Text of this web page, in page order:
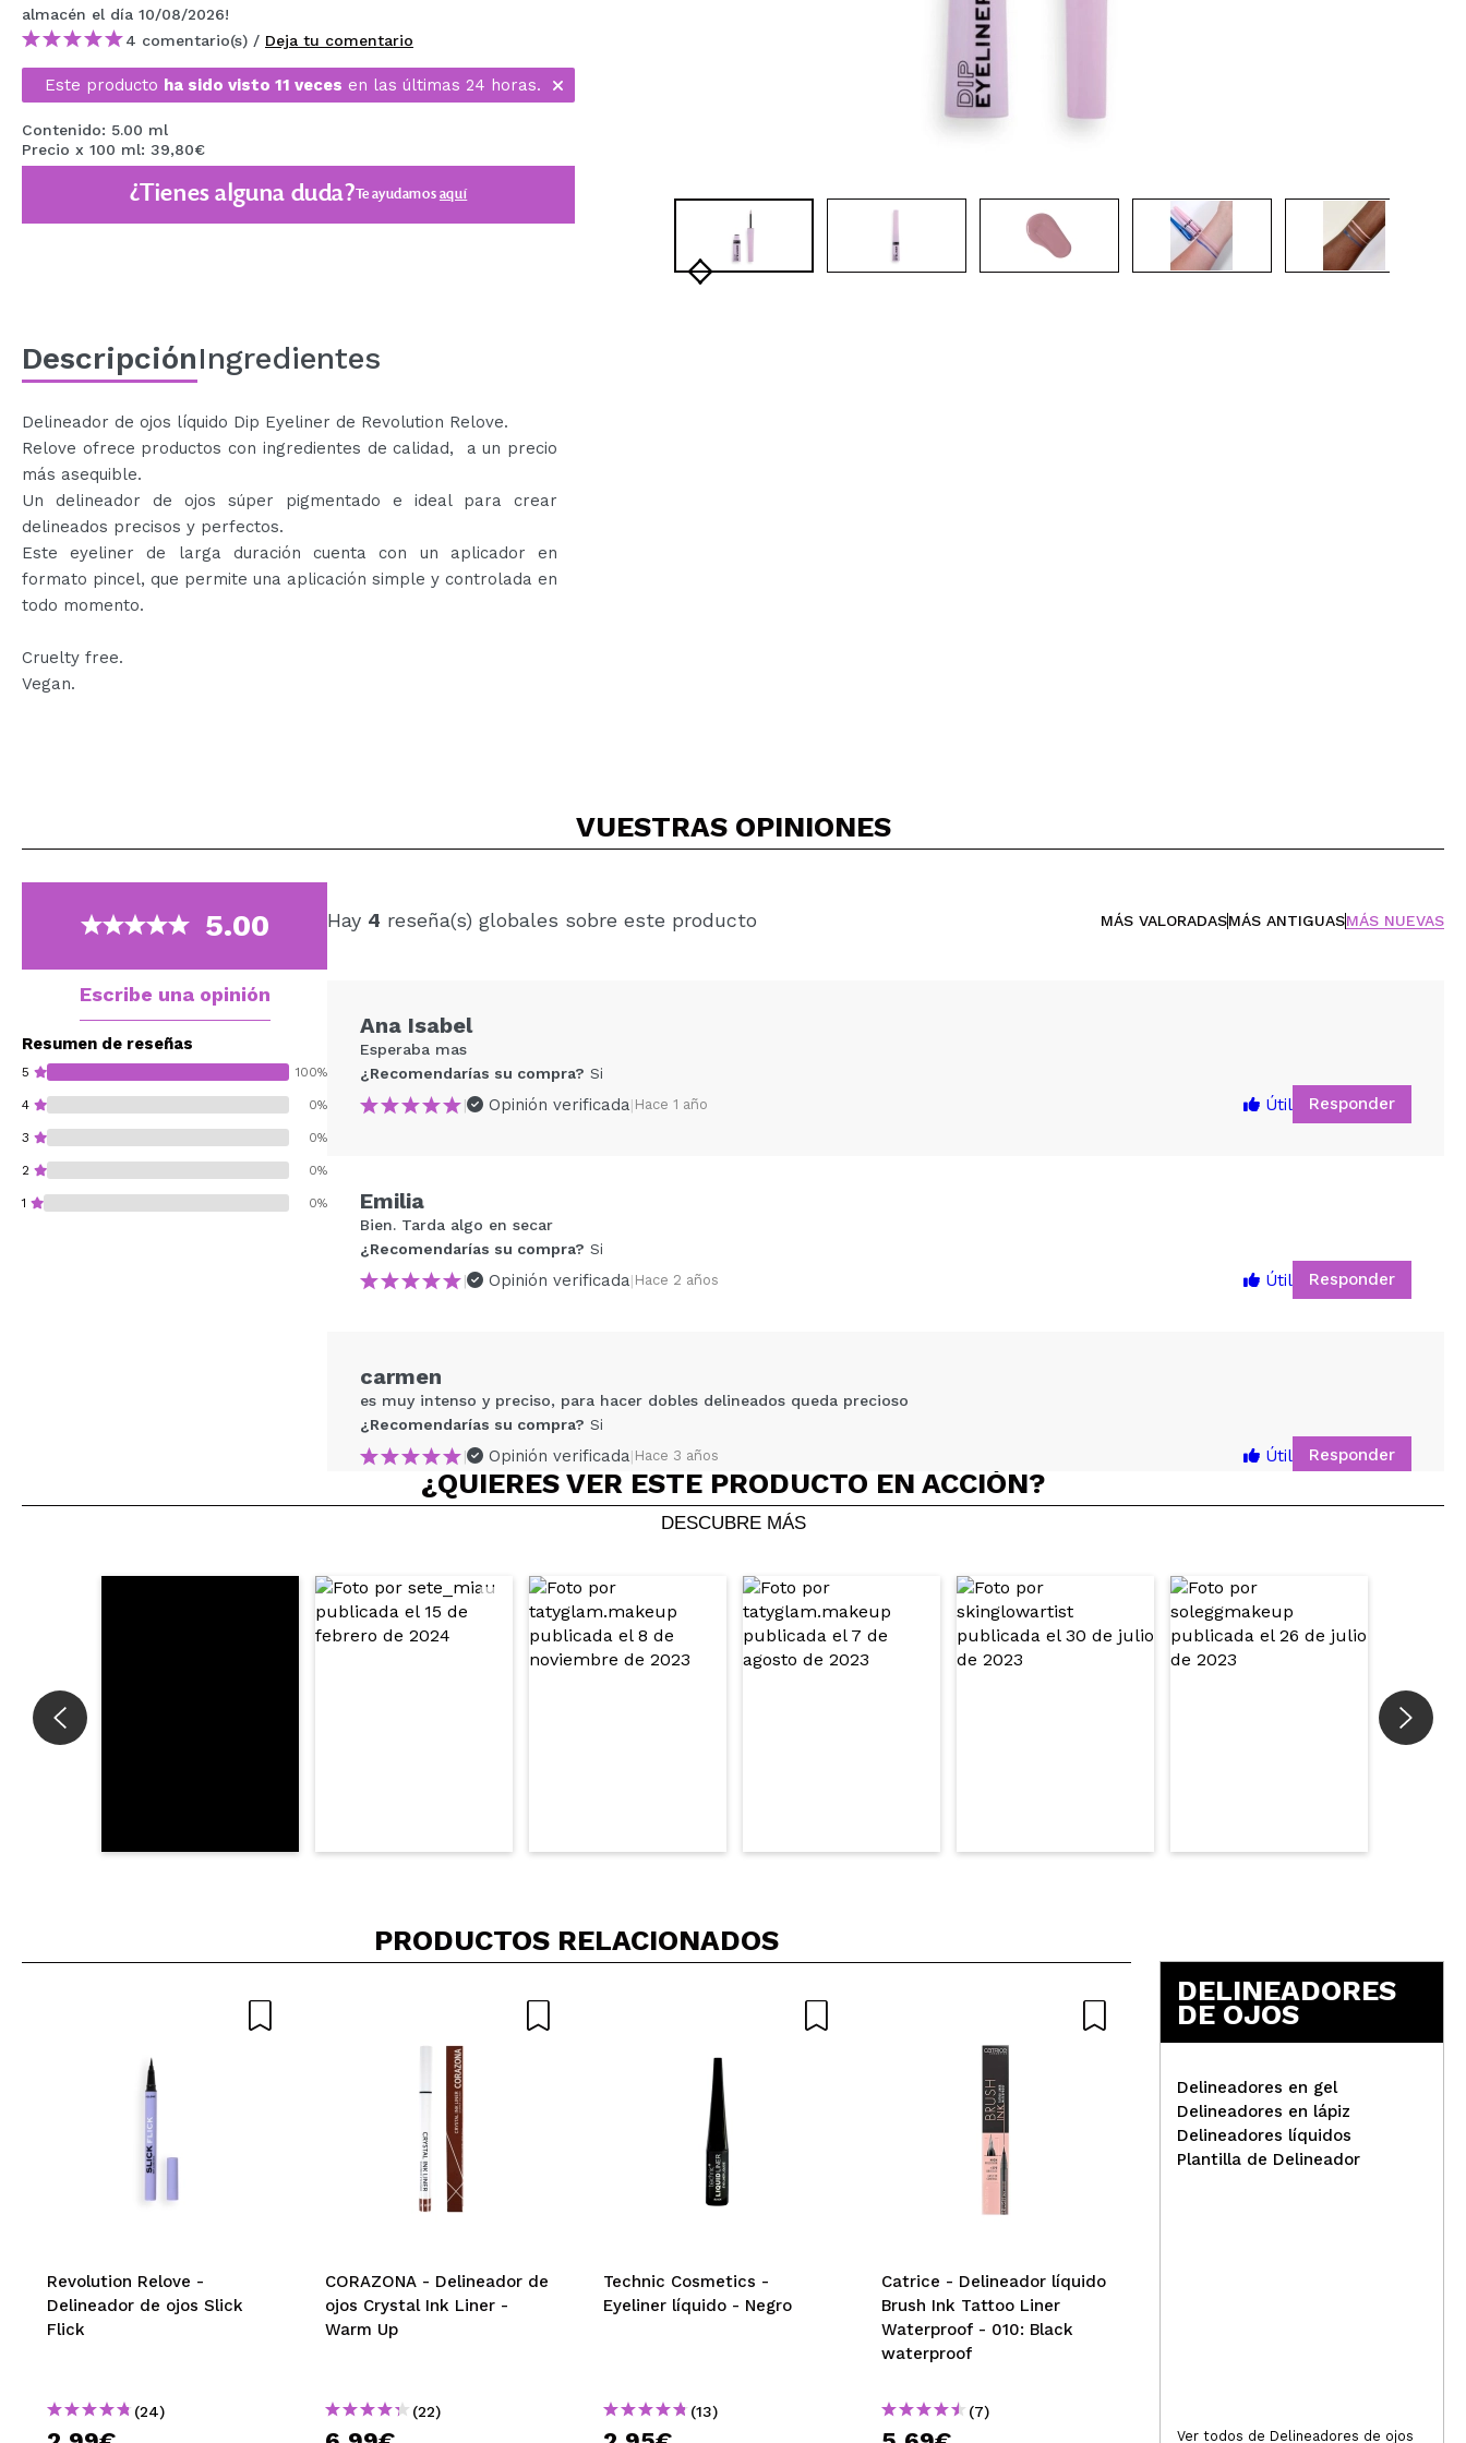
MAQUIFARMA
KOREA ZONE
TRAVEL SIZE
NATURE
OFERTAS
PRÓXIMAMENTE
almacén el día 10/08/2026!
4 comentario(s) / Deja tu comentario
Este producto ha sido visto 11 veces en las últimas 24 horas.
Contenido: 5.00 ml
Precio x 100 ml: 39,80€
¿Tienes alguna duda?Te ayudamosaquí
DescripciónIngredientes
Delineador de ojos líquido Dip Eyeliner de Revolution Relove.
Relove ofrece productos con ingredientes de calidad, a un precio
más asequible.
Un delineador de ojos súper pigmentado e ideal para crear
delineados precisos y perfectos.
Este eyeliner de larga duración cuenta con un aplicador en
formato pincel, que permite una aplicación simple y controlada en
todo momento.
Cruelty free.
Vegan.
VUESTRAS OPINIONES
5.00
Escribe una opinión
Resumen de reseñas
5 100%
4 0%
3 0%
2 0%
1 0%
Hay 4 reseña(s) globales sobre este producto MÁS VALORADASMÁS ANTIGUASMÁS NUEVAS
Compartir un vídeo o una foto
Tu vídeo podría ser el primero. Imagínatelo...
ENVIAR
Ana Isabel
Esperaba mas
¿Recomendarías su compra? Si
|
Opinión verificada| Hace 1 año Útil Responder
Emilia
Bien. Tarda algo en secar
¿Recomendarías su compra? Si
|
Opinión verificada| Hace 2 años Útil Responder
carmen
es muy intenso y preciso, para hacer dobles delineados queda precioso
¿Recomendarías su compra? Si
|
Opinión verificada| Hace 3 años Útil Responder
es un color pastel precioso y para el verano combina genial, me gusta la punta que tiene porque es finita
¿Recomendarías su compra?
Si
Opinión verificada| Hace 3 años Útil Responder
¿QUIERES VER ESTE PRODUCTO EN ACCIÓN?
DESCUBRE MÁS
PRODUCTOS RELACIONADOS
Revolution Relove -
Delineador de ojos Slick
Flick
(24)
CORAZONA - Delineador de
ojos Crystal Ink Liner -
Warm Up
(22)
Technic Cosmetics -
Eyeliner líquido - Negro
(13)
Catrice - Delineador líquido
Brush Ink Tattoo Liner
Waterproof - 010: Black
waterproof
(7)
DELINEADORES
DE OJOS
Delineadores en gel
Delineadores en lápiz
Delineadores líquidos
Plantilla de Delineador
Ver todos de Delineadores de ojos